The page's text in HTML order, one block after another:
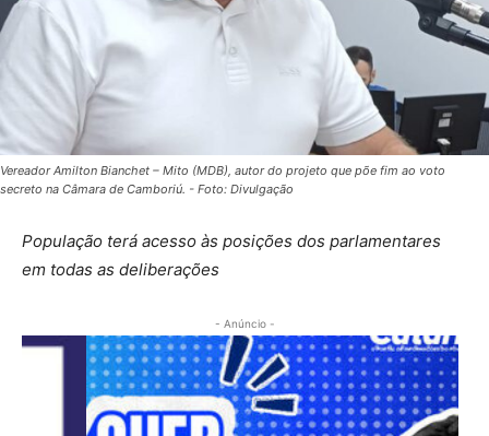
Vereador Amilton Bianchet – Mito (MDB), autor do projeto que põe fim ao voto
secreto na Câmara de Camboriú. - Foto: Divulgação
População terá acesso às posições dos parlamentares
em todas as deliberações
- Anúncio -